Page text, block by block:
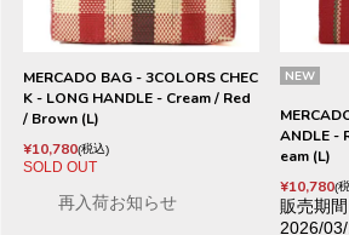
MERCADO BAG - 3COLORS CHEC
K - LONG HANDLE - Cream / Red
/ Brown (L)
¥10,780 税込
SOLD OUT
再入荷お知らせ
NEW
ANDLE -
eam (L)
¥10,780
販売期間
2026/